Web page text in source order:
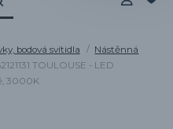
bodová svítidla
Nástěnná
TOULOUSE - LED
3000K